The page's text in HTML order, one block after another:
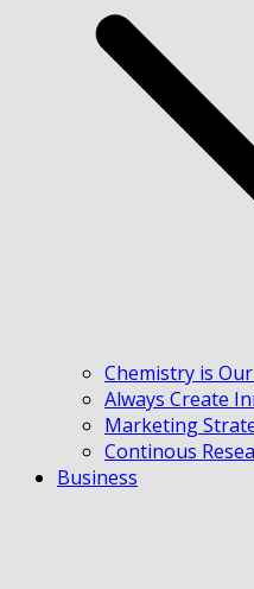
Chemistry is
Always Create
Marketing
Continous
Business